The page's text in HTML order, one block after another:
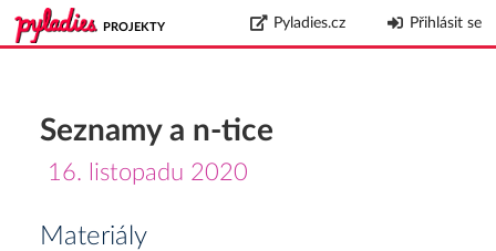
PROJEKTY Pyladies.cz Přihlásit se
Seznamy a n-tice
16. listopadu 2020
Materiály